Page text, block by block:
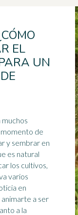
EL
UN
muchos
de
y sembrar en
es natural
los cultivos,
varios
en
a ser
a la